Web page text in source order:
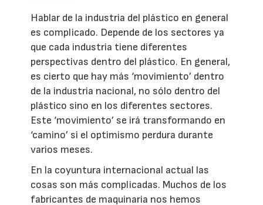
Hablar de la industria del plástico en general
es complicado. Depende de los sectores ya
que cada industria tiene diferentes
perspectivas dentro del plástico. En general,
es cierto que hay más ‘movimiento’ dentro
de la industria nacional, no sólo dentro del
plástico sino en los diferentes sectores.
Este ‘movimiento’ se irá transformando en
‘camino’ si el optimismo perdura durante
varios meses.
En la coyuntura internacional actual las
cosas son más complicadas. Muchos de los
fabricantes de maquinaria nos hemos